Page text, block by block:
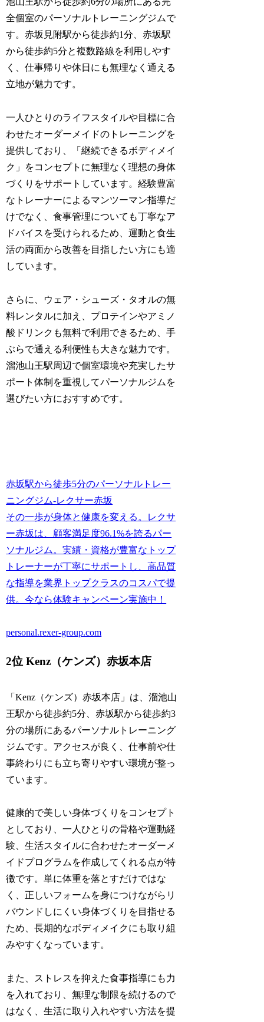
全個室のパーソナルトレーニングジムで
す。赤坂見附駅から徒歩約1分、赤坂駅
から徒歩約5分と複数路線を利用しやす
く、仕事帰りや休日にも無理なく通える
立地が魅力です。
一人ひとりのライフスタイルや目標に合
わせたオーダーメイドのトレーニングを
提供しており、「継続できるボディメイ
ク」をコンセプトに無理なく理想の身体
づくりをサポートしています。経験豊富
なトレーナーによるマンツーマン指導だ
けでなく、食事管理についても丁寧なア
ドバイスを受けられるため、運動と食生
活の両面から改善を目指したい方にも適
しています。
さらに、ウェア・シューズ・タオルの無
料レンタルに加え、プロテインやアミノ
酸ドリンクも無料で利用できるため、手
ぶらで通える利便性も大きな魅力です。
溜池山王駅周辺で個室環境や充実したサ
ポート体制を重視してパーソナルジムを
選びたい方におすすめです。
赤坂駅から徒歩5分のパーソナルトレー
ニングジム-レクサー赤坂
その一歩が身体と健康を変える。レクサ
ー赤坂は、顧客満足度96.1%を誇るパー
ソナルジム。実績・資格が豊富なトップ
トレーナーが丁寧にサポートし、高品質
な指導を業界トップクラスのコスパで提
供。今なら体験キャンペーン実施中！
personal.rexer-group.com
2位 Kenz（ケンズ）赤坂本店
「Kenz（ケンズ）赤坂本店」は、溜池山
王駅から徒歩約5分、赤坂駅から徒歩約3
分の場所にあるパーソナルトレーニング
ジムです。アクセスが良く、仕事前や仕
事終わりにも立ち寄りやすい環境が整っ
ています。
健康的で美しい身体づくりをコンセプト
としており、一人ひとりの骨格や運動経
験、生活スタイルに合わせたオーダーメ
イドプログラムを作成してくれる点が特
徴です。単に体重を落とすだけではな
く、正しいフォームを身につけながらリ
バウンドしにくい身体づくりを目指せる
ため、長期的なボディメイクにも取り組
みやすくなっています。
また、ストレスを抑えた食事指導にも力
を入れており、無理な制限を続けるので
はなく、生活に取り入れやすい方法を提